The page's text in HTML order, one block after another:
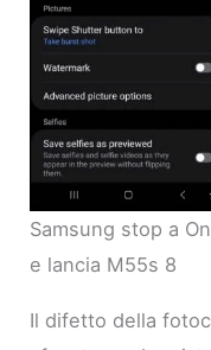
Samsung stop a
e lancia M55s 8
Il difetto della